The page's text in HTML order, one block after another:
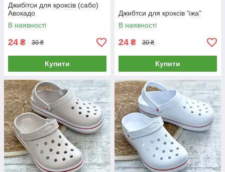
Джибітси для кроксів (сабо)
Авокадо
В наявності
24 ₴ 30 ₴
Купити
Джибтси для кроксів 'їжа"
В наявності
24 ₴ 30 ₴
Купити